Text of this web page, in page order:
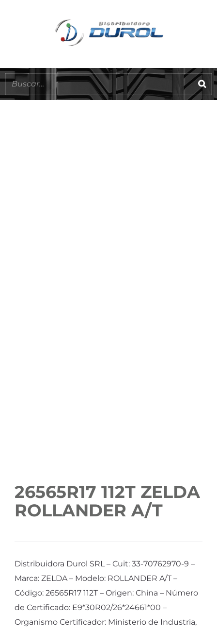
26565R17 112T ZELDA
ROLLANDER A/T
Distribuidora Durol SRL – Cuit: 33-70762970-9 –
Marca: ZELDA – Modelo: ROLLANDER A/T –
Código: 26565R17 112T – Origen: China – Número
de Certificado: E9*30R02/26*24661*00 –
Organismo Certificador: Ministerio de Industria,